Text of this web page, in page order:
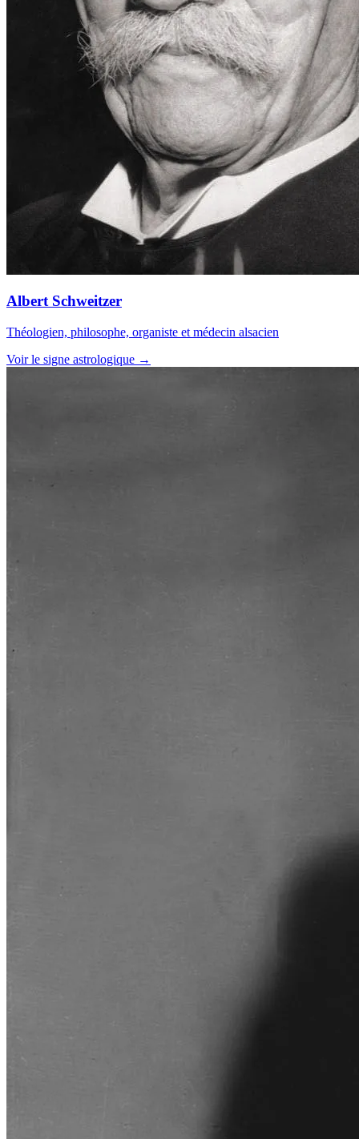
Albert Schweitzer
Théologien, philosophe, organiste et médecin alsacien
Voir le signe astrologique →